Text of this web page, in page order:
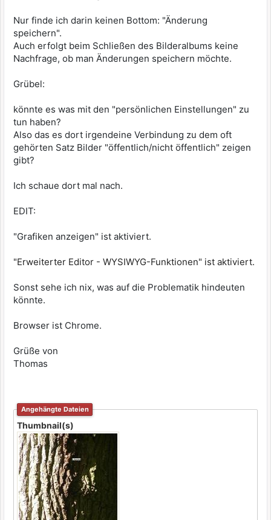
Nur finde ich darin keinen Bottom: "Änderung
speichern".
Auch erfolgt beim Schließen des Bilderalbums keine
Nachfrage, ob man Änderungen speichern möchte.
Grübel:
könnte es was mit den "persönlichen Einstellungen" zu
tun haben?
Also das es dort irgendeine Verbindung zu dem oft
gehörten Satz Bilder "öffentlich/nicht öffentlich" zeigen
gibt?
Ich schaue dort mal nach.
EDIT:
"Grafiken anzeigen" ist aktiviert.
"Erweiterter Editor - WYSIWYG-Funktionen" ist aktiviert.
Sonst sehe ich nix, was auf die Problematik hindeuten
könnte.
Browser ist Chrome.
Grüße von
Thomas
Angehängte Dateien
Thumbnail(s)